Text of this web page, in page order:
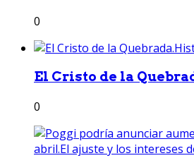
0
El Cristo de la
0